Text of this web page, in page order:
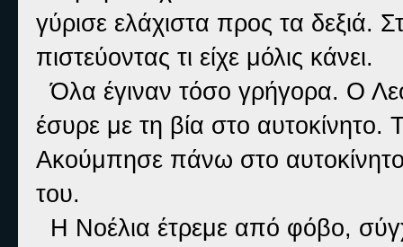
γύρισε ελάχιστα προς τα δεξιά.
πιστεύοντας τι είχε μόλις κάνει.
Όλα έγιναν τόσο γρήγορα. Ο
έσυρε με τη βία στο αυτοκίνητο.
Ακούμπησε πάνω στο
του.
Η Νοέλια έτρεμε από φόβο,